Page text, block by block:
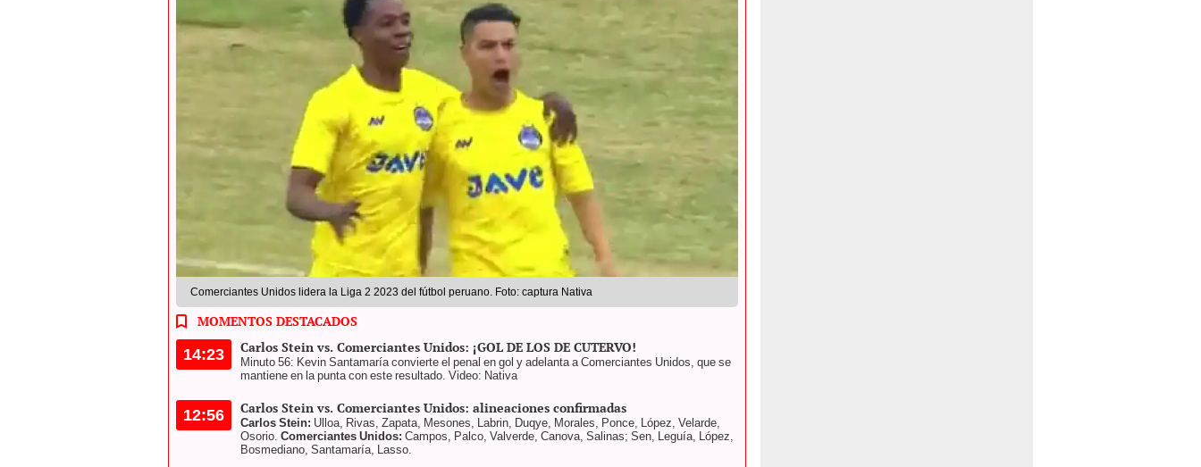
Comerciantes Unidos lidera la Liga 2 2023 del fútbol peruano. Foto: captura Nativa
MOMENTOS DESTACADOS
14:23 Carlos Stein vs. Comerciantes Unidos: ¡GOL DE LOS DE CUTERVO!
Minuto 56: Kevin Santamaría convierte el penal en gol y adelanta a Comerciantes Unidos, que se
mantiene en la punta con este resultado. Video: Nativa
12:56 Carlos Stein vs. Comerciantes Unidos: alineaciones confirmadas
Carlos Stein: Ulloa, Rivas, Zapata, Mesones, Labrin, Duqye, Morales, Ponce, López, Velarde,
Osorio. Comerciantes Unidos: Campos, Palco, Valverde, Canova, Salinas; Sen, Leguía, López,
Bosmediano, Santamaría, Lasso.